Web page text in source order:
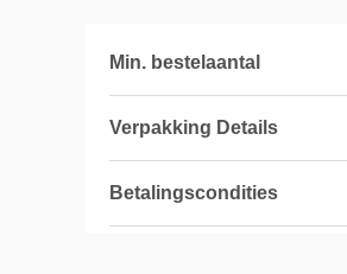
Min. bestelaantal
Verpakking Details
Betalingscondities